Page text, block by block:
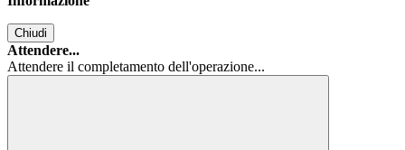
Chiudi
Attendere...
Attendere il completamento dell'operazione...